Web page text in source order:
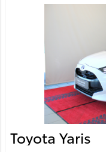
Toyota Yaris